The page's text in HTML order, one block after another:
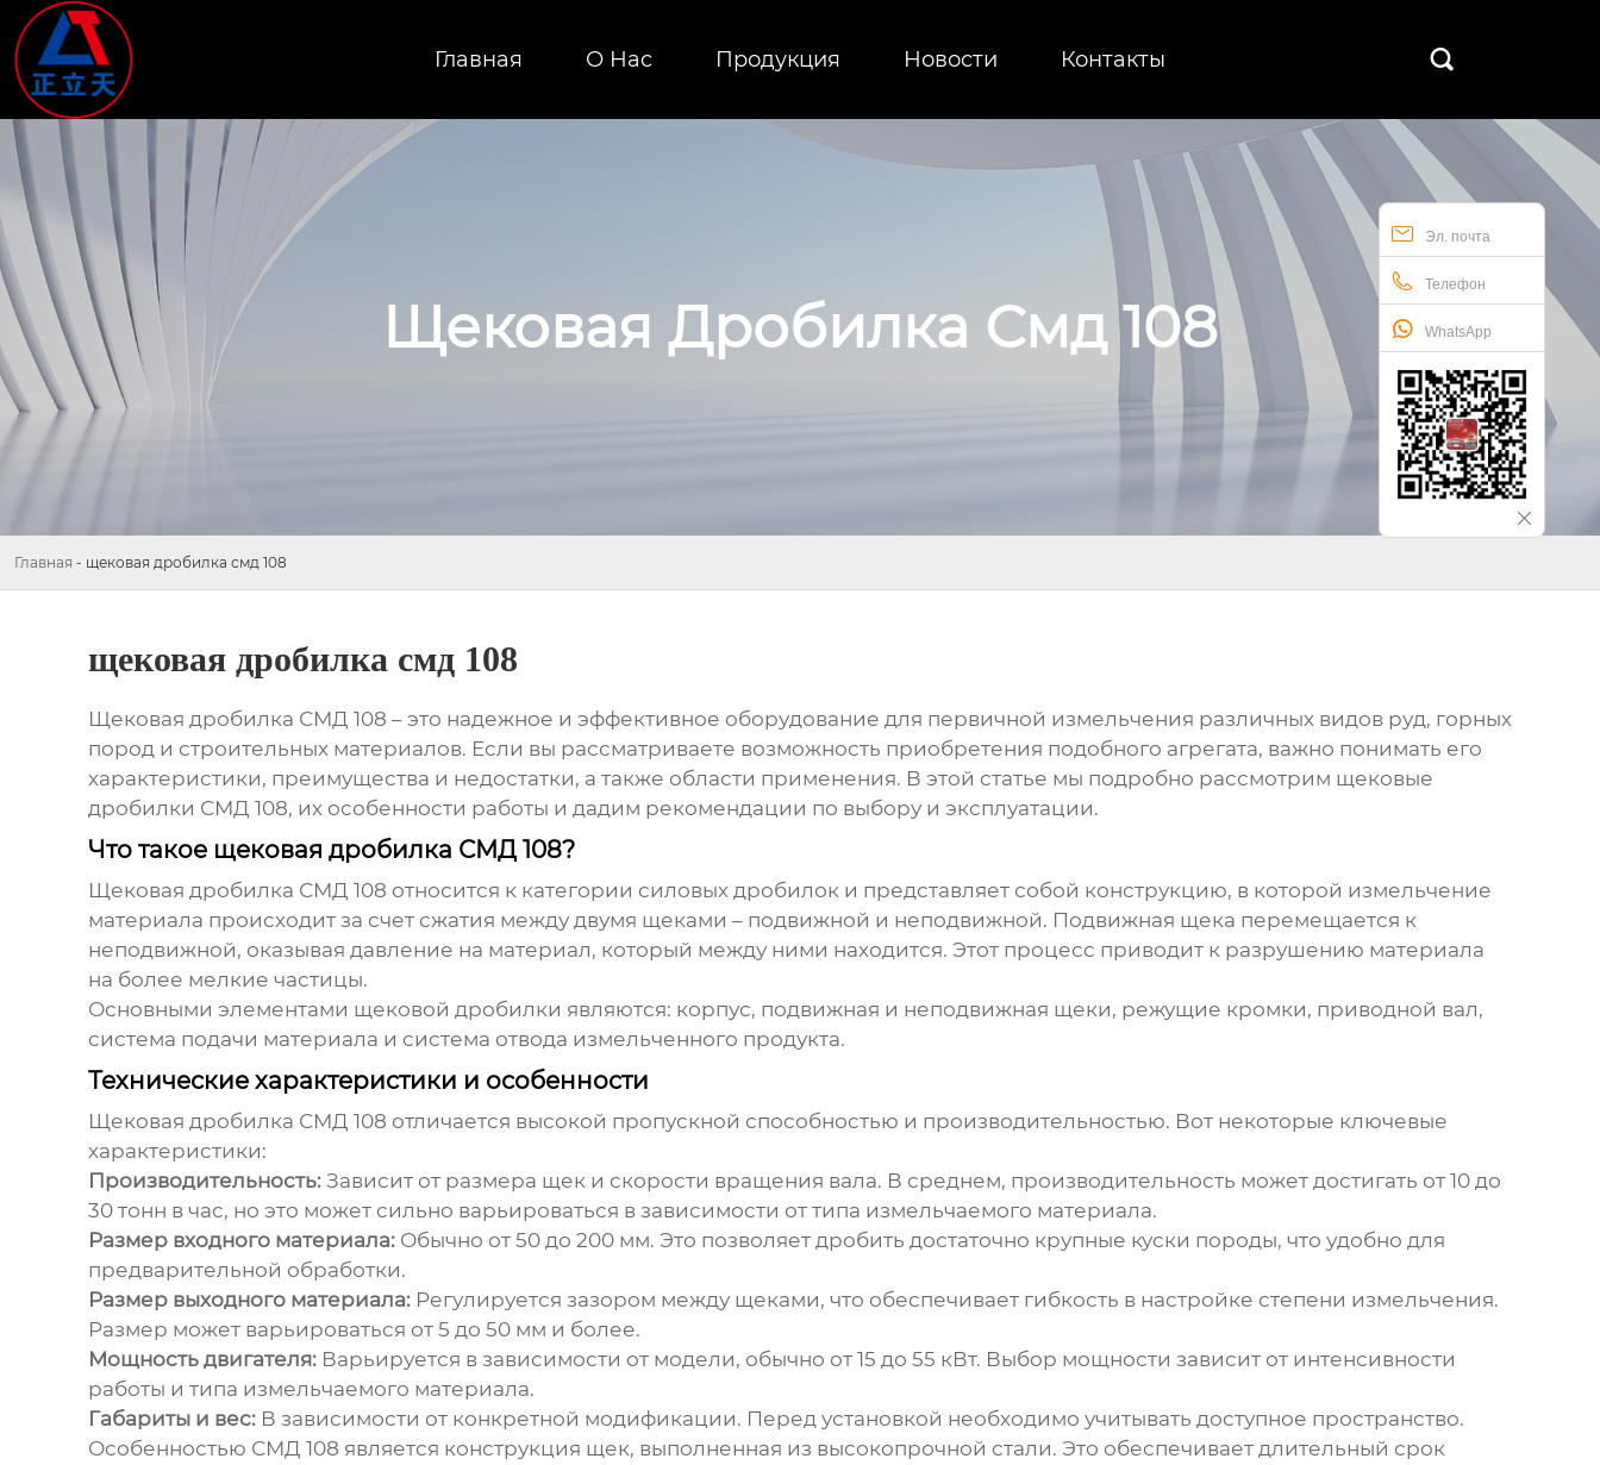
Главная О Нac Продукция Новости Контакты 
Эл. почта
Телефон
WhatsApp
Щековая Дробилка Смд 108
Главная - щековая дробилка смд 108
щековая дробилка смд 108
Щековая дробилка СМД 108 – это надежное и эффективное оборудование для первичной измельчения различных видов руд, горных
пород и строительных материалов. Если вы рассматриваете возможность приобретения подобного агрегата, важно понимать его
характеристики, преимущества и недостатки, а также области применения. В этой статье мы подробно рассмотрим щековые
дробилки СМД 108, их особенности работы и дадим рекомендации по выбору и эксплуатации.
Что такое щековая дробилка СМД 108?
Щековая дробилка СМД 108 относится к категории силовых дробилок и представляет собой конструкцию, в которой измельчение
материала происходит за счет сжатия между двумя щеками – подвижной и неподвижной. Подвижная щека перемещается к
неподвижной, оказывая давление на материал, который между ними находится. Этот процесс приводит к разрушению материала
на более мелкие частицы.
Основными элементами щековой дробилки являются: корпус, подвижная и неподвижная щеки, режущие кромки, приводной вал,
система подачи материала и система отвода измельченного продукта.
Технические характеристики и особенности
Щековая дробилка СМД 108 отличается высокой пропускной способностью и производительностью. Вот некоторые ключевые
характеристики:
Производительность:Зависит от размера щек и скорости вращения вала. В среднем, производительность может достигать от 10 до
30 тонн в час, но это может сильно варьироваться в зависимости от типа измельчаемого материала.
Размер входного материала:Обычно от 50 до 200 мм. Это позволяет дробить достаточно крупные куски породы, что удобно для
предварительной обработки.
Размер выходного материала:Регулируется зазором между щеками, что обеспечивает гибкость в настройке степени измельчения.
Размер может варьироваться от 5 до 50 мм и более.
Мощность двигателя:Варьируется в зависимости от модели, обычно от 15 до 55 кВт. Выбор мощности зависит от интенсивности
работы и типа измельчаемого материала.
Габариты и вес:В зависимости от конкретной модификации. Перед установкой необходимо учитывать доступное пространство.
Особенностью СМД 108 является конструкция щек, выполненная из высокопрочной стали. Это обеспечивает длительный срок